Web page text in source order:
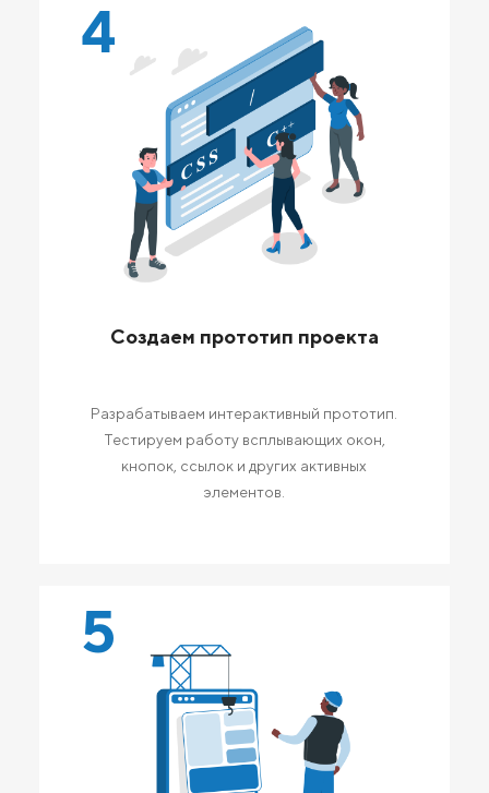
4
Создаем прототип проекта
Разрабатываем интерактивный прототип.
Тестируем работу всплывающих окон,
кнопок, ссылок и других активных
элементов.
5